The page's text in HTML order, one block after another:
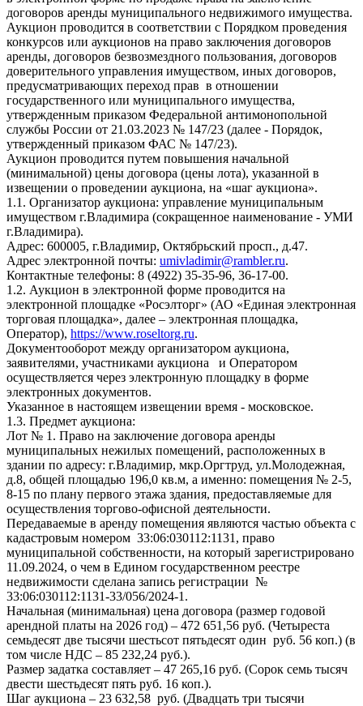
договоров аренды муниципального недвижимого имущества.
Аукцион проводится в соответствии с Порядком проведения
конкурсов или аукционов на право заключения договоров
аренды, договоров безвозмездного пользования, договоров
доверительного управления имуществом, иных договоров,
предусматривающих переход прав в отношении
государственного или муниципального имущества,
утвержденным приказом Федеральной антимонопольной
службы России от 21.03.2023 № 147/23 (далее - Порядок,
утвержденный приказом ФАС № 147/23).
Аукцион проводится путем повышения начальной
(минимальной) цены договора (цены лота), указанной в
извещении о проведении аукциона, на «шаг аукциона».
1.1. Организатор аукциона: управление муниципальным
имуществом г.Владимира (сокращенное наименование - УМИ
г.Владимира).
Адрес: 600005, г.Владимир, Октябрьский просп., д.47.
Адрес электронной почты: umivladimir@rambler.ru.
Контактные телефоны: 8 (4922) 35-35-96, 36-17-00.
1.2. Аукцион в электронной форме проводится на
электронной площадке «Росэлторг» (АО «Единая электронная
торговая площадка», далее – электронная площадка,
Оператор), https://www.roseltorg.ru.
Документооборот между организатором аукциона,
заявителями, участниками аукциона и Оператором
осуществляется через электронную площадку в форме
электронных документов.
Указанное в настоящем извещении время - московское.
1.3. Предмет аукциона:
Лот № 1. Право на заключение договора аренды
муниципальных нежилых помещений, расположенных в
здании по адресу: г.Владимир, мкр.Оргтруд, ул.Молодежная,
д.8, общей площадью 196,0 кв.м, а именно: помещения № 2-5,
8-15 по плану первого этажа здания, предоставляемые для
осуществления торгово-офисной деятельности.
Передаваемые в аренду помещения являются частью объекта с
кадастровым номером 33:06:030112:1131, право
муниципальной собственности, на который зарегистрировано
11.09.2024, о чем в Едином государственном реестре
недвижимости сделана запись регистрации №
33:06:030112:1131-33/056/2024-1.
Начальная (минимальная) цена договора (размер годовой
арендной платы на 2026 год) – 472 651,56 руб. (Четыреста
семьдесят две тысячи шестьсот пятьдесят один руб. 56 коп.) (в
том числе НДС – 85 232,24 руб.).
Размер задатка составляет – 47 265,16 руб. (Сорок семь тысяч
двести шестьдесят пять руб. 16 коп.).
Шаг аукциона – 23 632,58 руб. (Двадцать три тысячи